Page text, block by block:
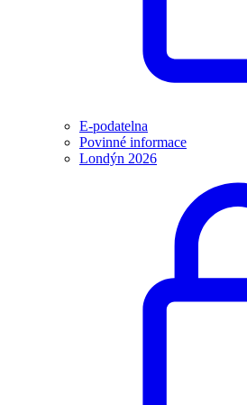
E-podatelna
Povinné informace
Londýn 2026